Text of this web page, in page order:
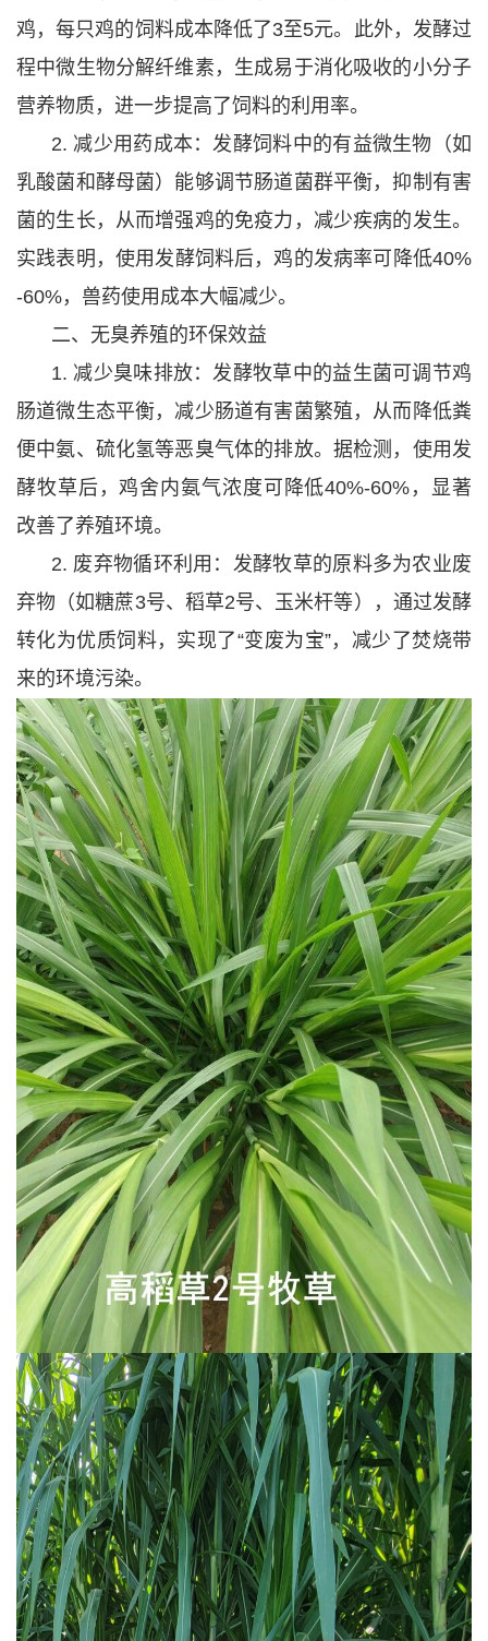
鸡，每只鸡的饲料成本降低了3至5元。此外，发酵过
程中微生物分解纤维素，生成易于消化吸收的小分子
营养物质，进一步提高了饲料的利用率。
2. 减少用药成本：发酵饲料中的有益微生物（如
乳酸菌和酵母菌）能够调节肠道菌群平衡，抑制有害
菌的生长，从而增强鸡的免疫力，减少疾病的发生。
实践表明，使用发酵饲料后，鸡的发病率可降低40%
-60%，兽药使用成本大幅减少。
二、无臭养殖的环保效益
1. 减少臭味排放：发酵牧草中的益生菌可调节鸡
肠道微生态平衡，减少肠道有害菌繁殖，从而降低粪
便中氨、硫化氢等恶臭气体的排放。据检测，使用发
酵牧草后，鸡舍内氨气浓度可降低40%-60%，显著
改善了养殖环境。
2. 废弃物循环利用：发酵牧草的原料多为农业废
弃物（如糖蔗3号、稻草2号、玉米杆等），通过发酵
转化为优质饲料，实现了“变废为宝”，减少了焚烧带
来的环境污染。